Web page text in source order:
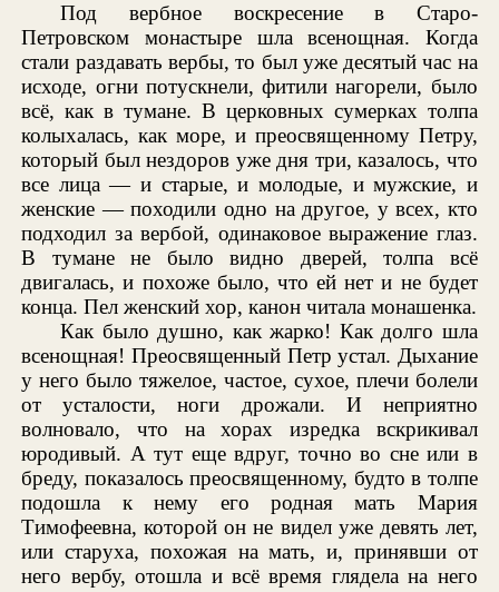
Под вербное воскресение в Старо-
Петровском монастыре шла всенощная. Когда
стали раздавать вербы, то был уже десятый час на
исходе, огни потускнели, фитили нагорели, было
всё, как в тумане. В церковных сумерках толпа
колыхалась, как море, и преосвященному Петру,
который был нездоров уже дня три, казалось, что
все лица — и старые, и молодые, и мужские, и
женские — походили одно на другое, у всех, кто
подходил за вербой, одинаковое выражение глаз.
В тумане не было видно дверей, толпа всё
двигалась, и похоже было, что ей нет и не будет
конца. Пел женский хор, канон читала монашенка.
Как было душно, как жарко! Как долго шла
всенощная! Преосвященный Петр устал. Дыхание
у него было тяжелое, частое, сухое, плечи болели
от усталости, ноги дрожали. И неприятно
волновало, что на хорах изредка вскрикивал
юродивый. А тут еще вдруг, точно во сне или в
бреду, показалось преосвященному, будто в толпе
подошла к нему его родная мать Мария
Тимофеевна, которой он не видел уже девять лет,
или старуха, похожая на мать, и, принявши от
него вербу, отошла и всё время глядела на него